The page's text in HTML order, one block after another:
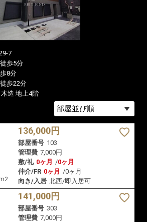
7
歩5分
8分
歩22分
木造 地上4階
136,000円
部屋番号 103
管理費 7,000円
敷/礼 0ヶ月 /0ヶ月
仲介/FR 0ヶ月 /0ヶ月
向き/入居 北西/即入居可
141,000円
部屋番号 303
管理費 7,000円